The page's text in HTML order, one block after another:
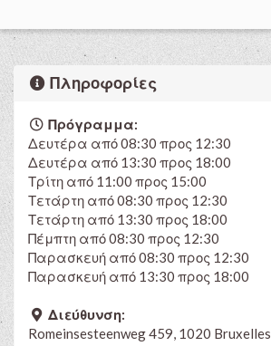
Πληροφορίες
Πρόγραμμα:
Δευτέρα από 08:30 προς 12:30
Δευτέρα από 13:30 προς 18:00
Τρίτη από 11:00 προς 15:00
Τετάρτη από 08:30 προς 12:30
Τετάρτη από 13:30 προς 18:00
Πέμπτη από 08:30 προς 12:30
Παρασκευή από 08:30 προς 12:30
Παρασκευή από 13:30 προς 18:00
Διεύθυνση:
Romeinsesteenweg 459, 1020 Bruxelles